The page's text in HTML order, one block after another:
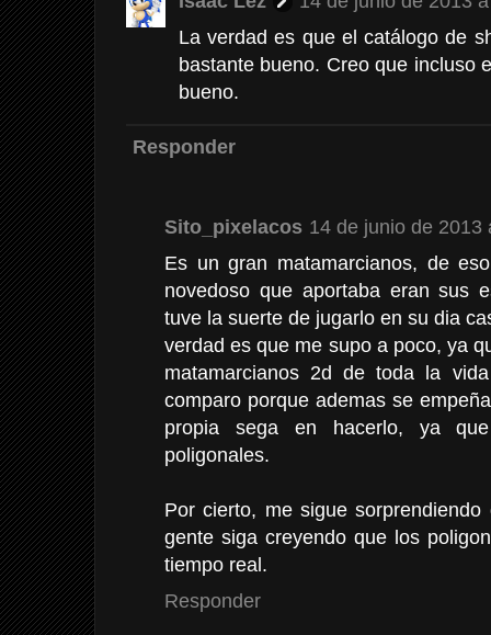
La verdad es que el catálogo de
bastante bueno. Creo que incluso
bueno.
Responder
Sito_pixelacos 14 de junio de 2013
Es un gran matamarcianos, de
novedoso que aportaba eran sus
tuve la suerte de jugarlo en su dia
verdad es que me supo a poco, ya
matamarcianos 2d de toda la
comparo porque ademas se
propia sega en hacerlo, ya
poligonales.
Por cierto, me sigue
gente siga creyendo que los
tiempo real.
Responder